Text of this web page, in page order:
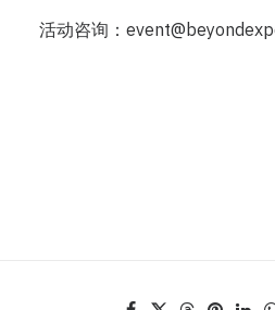
活动咨询：